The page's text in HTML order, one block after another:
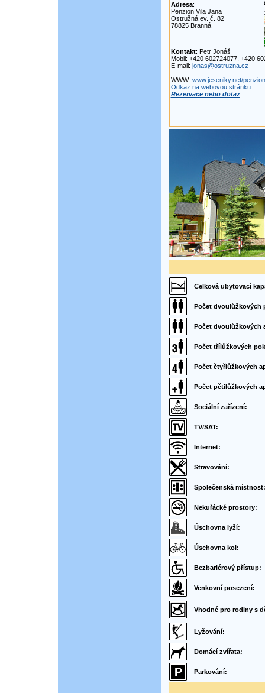
Adresa:
Penzion Vila Jana
Ostružná ev. č. 82
78825 Branná
Kontakt: Petr Jonáš
Mobil: +420 602724077, +420
E-mail: jonas@ostruzna.cz
WWW: www.jeseniky.net/
Odkaz na webovou stránku
Rezervace nebo dotaz
Celková ubytovací
Počet dvoulůžkových
Počet dvoulůžkových
Počet třílůžkových
Počet čtyřlůžkových
Počet pětilůžkových
Sociální zařízení:
TV/SAT:
Internet:
Stravování:
Společenská místnost:
Nekuřácké prostory:
Úschovna lyží:
Úschovna kol:
Bezbariérový přístup:
Venkovní posezení:
Vhodné pro rodiny s
Lyžování:
Domácí zvířata:
Parkování: